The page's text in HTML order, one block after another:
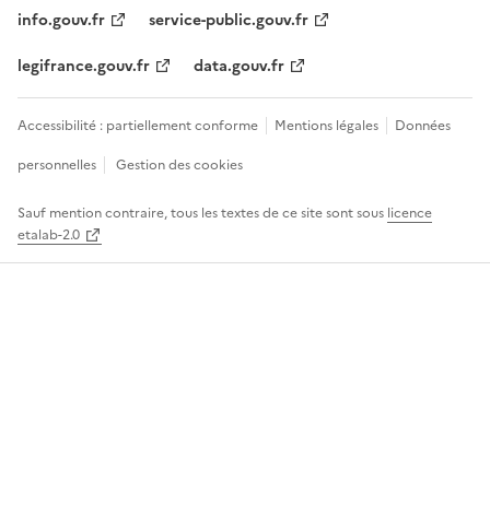
info.gouv.fr
service-public.gouv.fr
legifrance.gouv.fr
data.gouv.fr
Accessibilité : partiellement conforme Mentions légales
Données
personnelles
Gestion des cookies
Sauf mention contraire, tous les textes de ce site sont sous licence
etalab-2.0